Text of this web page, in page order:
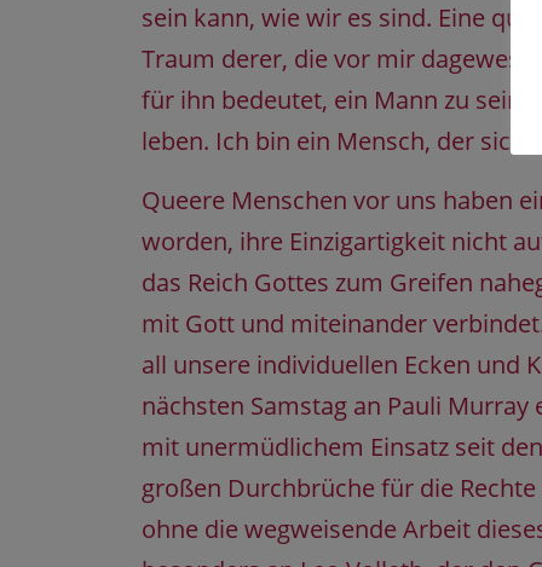
sein kann, wie wir es sind. Eine
Traum derer, die vor mir
für ihn bedeutet, ein Mann zu sein.
leben. Ich bin ein Mensch, der sich
Queere Menschen vor uns haben
worden, ihre Einzigartigkeit nicht
das Reich Gottes zum Greifen
mit Gott und miteinander
all unsere individuellen Ecken und
nächsten Samstag an Pauli
mit unermüdlichem Einsatz seit
großen Durchbrüche für die
ohne die wegweisende Arbeit